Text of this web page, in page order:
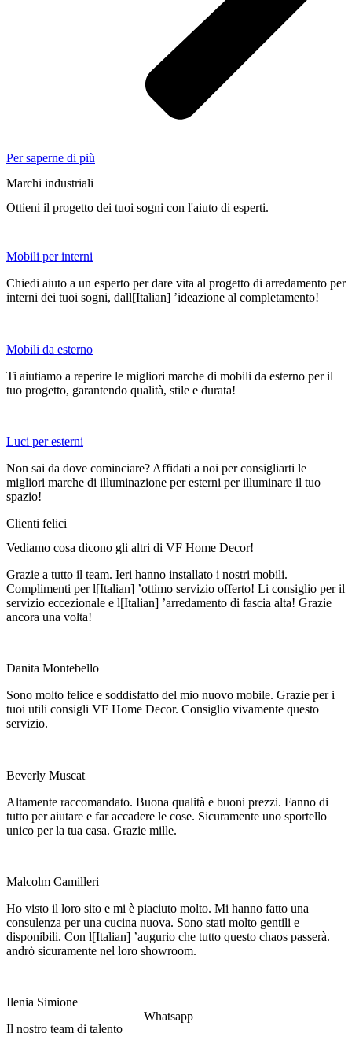
Per saperne di più
Marchi industriali
Ottieni il progetto dei tuoi sogni con l'aiuto di esperti.
Mobili per interni
Chiedi aiuto a un esperto per dare vita al progetto di arredamento per
interni dei tuoi sogni, dall[Italian] ’ideazione al completamento!
Mobili da esterno
Ti aiutiamo a reperire le migliori marche di mobili da esterno per il
tuo progetto, garantendo qualità, stile e durata!
Luci per esterni
Non sai da dove cominciare? Affidati a noi per consigliarti le
migliori marche di illuminazione per esterni per illuminare il tuo
spazio!
Clienti felici
Vediamo cosa dicono gli altri di VF Home Decor!
Grazie a tutto il team. Ieri hanno installato i nostri mobili.
Complimenti per l[Italian] ’ottimo servizio offerto! Li consiglio per il
servizio eccezionale e l[Italian] ’arredamento di fascia alta! Grazie
ancora una volta!
Danita Montebello
Sono molto felice e soddisfatto del mio nuovo mobile. Grazie per i
tuoi utili consigli VF Home Decor. Consiglio vivamente questo
servizio.
Beverly Muscat
Altamente raccomandato. Buona qualità e buoni prezzi. Fanno di
tutto per aiutare e far accadere le cose. Sicuramente uno sportello
unico per la tua casa. Grazie mille.
Malcolm Camilleri
Ho visto il loro sito e mi è piaciuto molto. Mi hanno fatto una
consulenza per una cucina nuova. Sono stati molto gentili e
disponibili. Con l[Italian] ’augurio che tutto questo chaos passerà.
andrò sicuramente nel loro showroom.
Ilenia Simione
Il nostro team di talento
Whatsapp